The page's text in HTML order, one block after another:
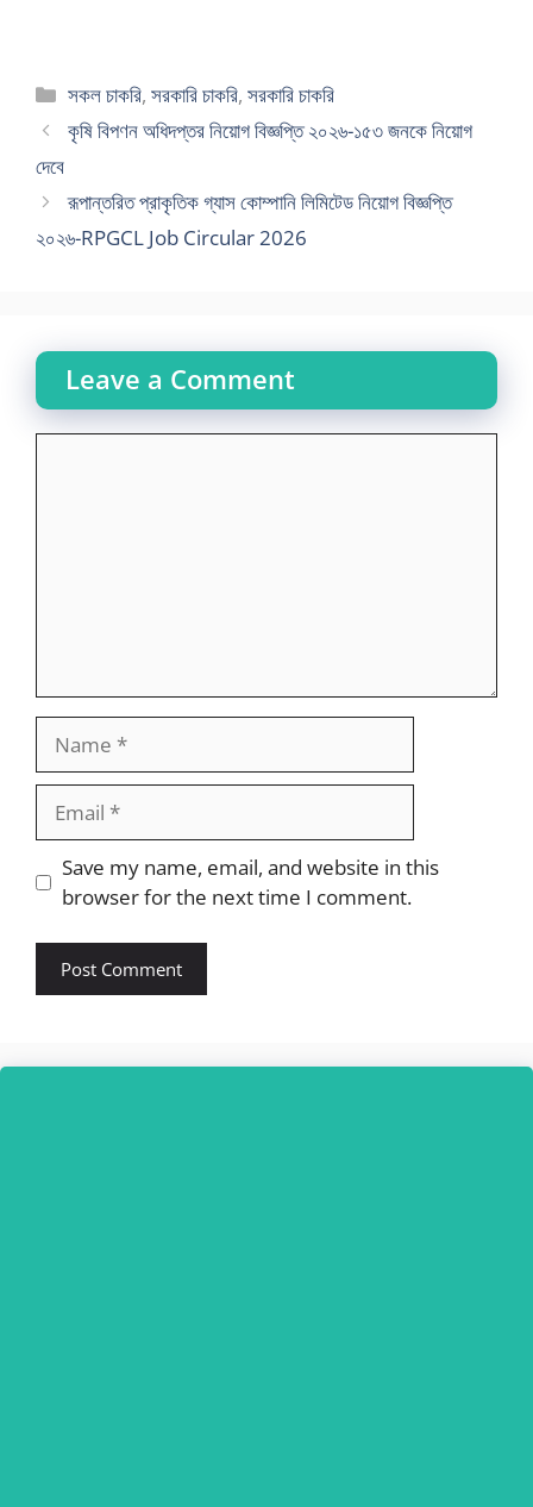
Categories
সকল চাকরি,সরকারি চাকরি,সরকারি চাকরি
কৃষি বিপণন অধিদপ্তর নিয়োগ বিজ্ঞপ্তি ২০২৬-১৫৩ জনকে নিয়োগ
দেবে
রূপান্তরিত প্রাকৃতিক গ্যাস কোম্পানি লিমিটেড নিয়োগ বিজ্ঞপ্তি
২০২৬-RPGCL Job Circular 2026
Leave a Comment
Website
Save my name, email, and website in this
browser for the next time I comment.